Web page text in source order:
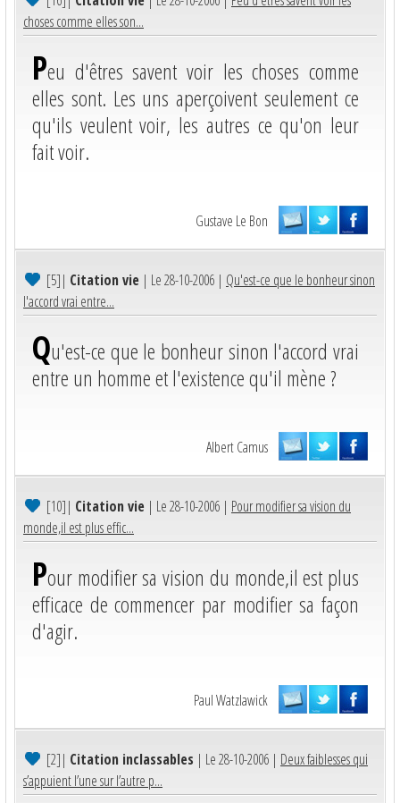
choses comme elles son...
Peu d'êtres savent voir les choses comme
elles sont. Les uns aperçoivent seulement ce
qu'ils veulent voir, les autres ce qu'on leur
fait voir.
Gustave Le Bon
[5]| Citation vie | Le 28-10-2006 | Qu'est-ce que le bonheur sinon
l'accord vrai entre...
Qu'est-ce que le bonheur sinon l'accord vrai
entre un homme et l'existence qu'il mène ?
Albert Camus
[10]| Citation vie | Le 28-10-2006 | Pour modifier sa vision du
monde,il est plus effic...
Pour modifier sa vision du monde,il est plus
efficace de commencer par modifier sa façon
d'agir.
Paul Watzlawick
[2]| Citation inclassables | Le 28-10-2006 | Deux faiblesses qui
s’appuient l’une sur l’autre p...